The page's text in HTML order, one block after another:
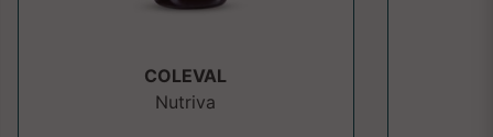
COLEVAL
Nutriva